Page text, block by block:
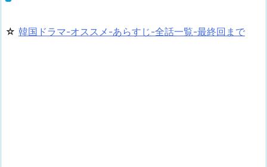
☆ 韓国ドラマ-オススメ-あらすじ-全話一覧-最終回まで